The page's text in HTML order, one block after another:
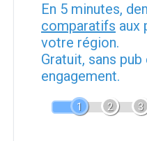
En 5 minutes,
comparatifs aux
votre région.
Gratuit, sans pub
engagement.
1 2 3